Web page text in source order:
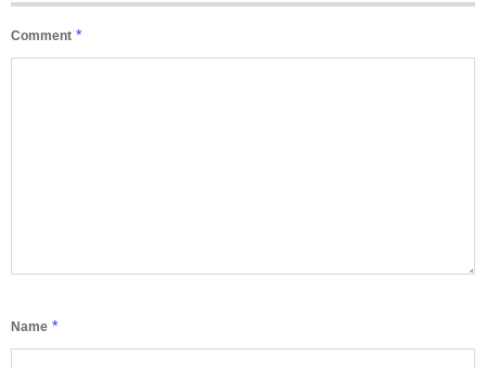
Comment *
Name *